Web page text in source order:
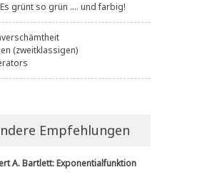
Es grünt so grün .... und farbig!
(zweitklassigen)
Empfehlungen
A. Bartlett: Exponentialfunktion